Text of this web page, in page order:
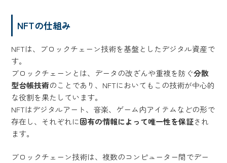
NFTの仕組み
NFTは、ブロックチェーン技術を基盤としたデジタル資産で
す。
ブロックチェーンとは、データの改ざんや重複を防ぐ分散
型台帳技術のことであり、NFTにおいてもこの技術が中心的
な役割を果たしています。
NFTはデジタルアート、音楽、ゲーム内アイテムなどの形で
存在し、それぞれに固有の情報によって唯一性を保証され
ます。
ブロックチェーン技術は、複数のコンピューター間でデー